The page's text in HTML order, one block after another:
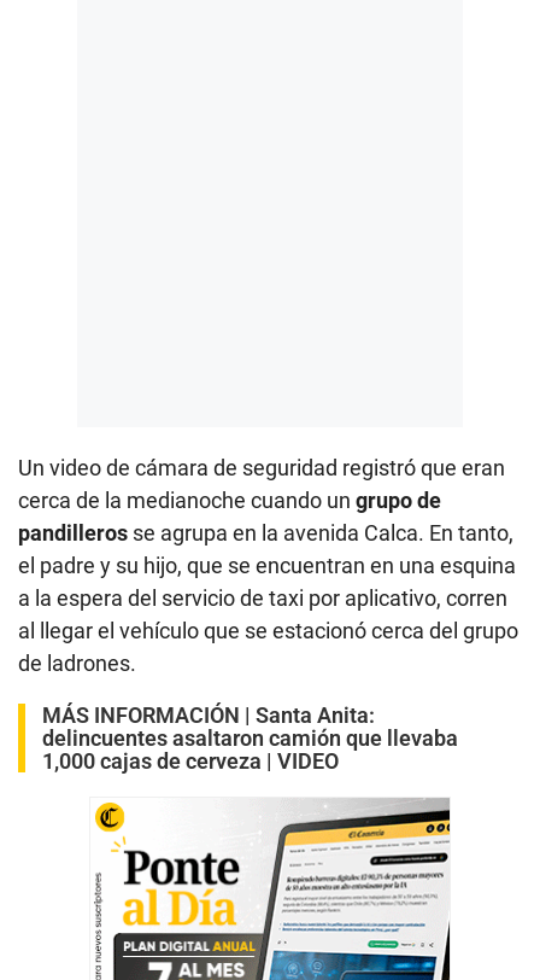
Un video de cámara de seguridad registró que eran
cerca de la medianoche cuando un grupo de
pandilleros se agrupa en la avenida Calca. En tanto,
el padre y su hijo, que se encuentran en una esquina
a la espera del servicio de taxi por aplicativo, corren
al llegar el vehículo que se estacionó cerca del grupo
de ladrones.
MÁS INFORMACIÓN | Santa Anita:
delincuentes asaltaron camión que llevaba
1,000 cajas de cerveza | VIDEO